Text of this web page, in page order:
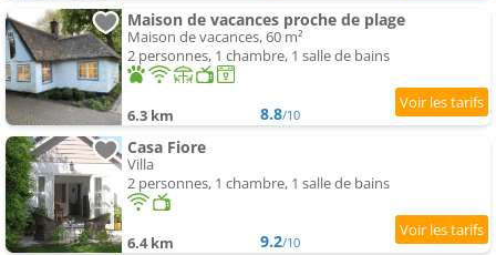
Maison de vacances proche de plage
Maison de vacances, 60 m²
2 personnes, 1 chambre, 1 salle de bains
6.3 km 8.8/10
Casa Fiore
Villa
2 personnes, 1 chambre, 1 salle de bains
6.4 km 9.2/10